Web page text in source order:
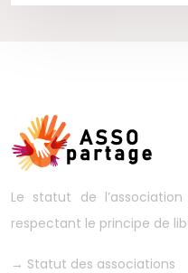
Le statut de
respectant le principe de
→ Statut des associations